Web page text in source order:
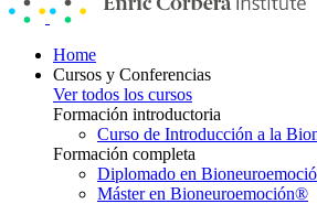
Home
Cursos y Conferencias
Ver todos los cursos
Formación introductoria
Curso de Introducción a la
Formación completa
Diplomado en
Máster en Bioneuroemoción®